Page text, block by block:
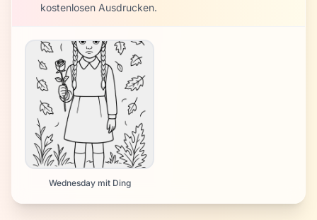
kostenlosen Ausdrucken.
Wednesday mit Ding